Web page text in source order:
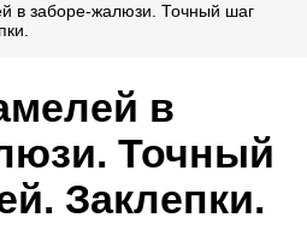
в заборе-жалюзи. Точный шаг
в
Точный
Заклепки.